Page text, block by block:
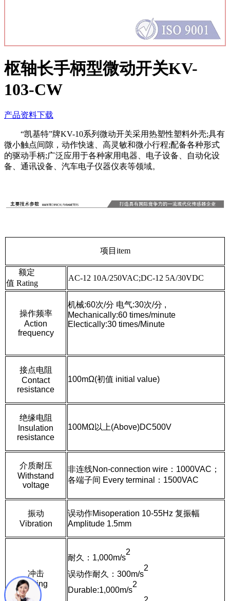
枢轴长手柄型微动开关KV-
103-CW
产品资料下载
“凯基特”牌KV-10系列微动开关采用热塑性塑料外壳;具有
微小触点间隙，动作快速、高灵敏和微小行程;配备各种形式
的驱动手柄;广泛应用于各种家用电器、电子设备、自动化设
备、通讯设备、汽车电子仪器仪表等领域。
项目item
额定
值 Rating
AC-12 10A/250VAC;DC-12 5A/30VDC
操作频率
Action
frequency
机械:60次/分 电气:30次/分 ,
Mechanically:60 times/minute
Electically:30 times/Minute
接点电阻
Contact
resistance
100mΩ(初值 initial value)
绝缘电阻
Insulation
resistance
100MΩ 以上(Above)DC500V
介质耐压
Withstand
voltage
非连线Non-connection wire：1000VAC；
各端子间 Every terminal：1500VAC
振动
Vibration
误动作Misoperation 10-55Hz 复振幅
Amplitude 1.5mm
冲击
Hitting
耐久：1,000m/s
2
误动作耐久：300m/s
2
Durable:1,000m/s
2